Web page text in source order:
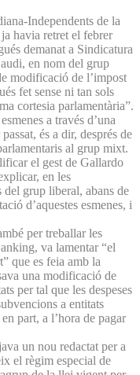
Independents de la
havia retret el febrer
demanat a Sindicatura
en nom del grup
modificació de l’impost
fet sense ni tan sols
cortesia parlamentària”.
a través d’una
és a dir, després de
al grup mixt.
el gest de Gallardo
en les
del grup liberal, abans de
d’aquestes esmenes, i
per treballar les
va lamentar “el
que es feia amb la
una modificació de
per tal que les despeses
a entitats
part, a l’hora de pagar
un nou redactat per a
el règim especial de